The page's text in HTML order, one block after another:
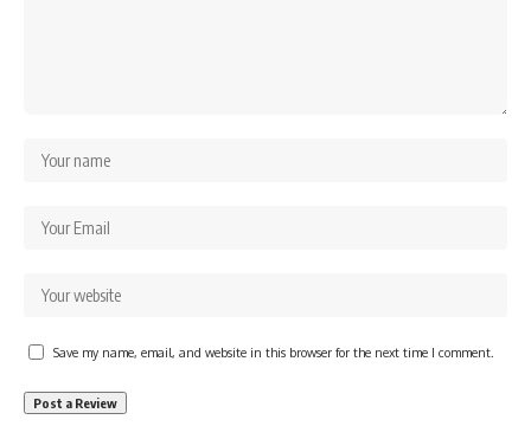
Save my name, email, and website in this browser for the next time I comment.